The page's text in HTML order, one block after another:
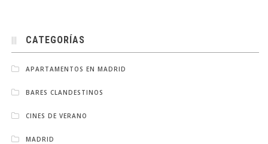
CATEGORÍAS
APARTAMENTOS EN MADRID
BARES CLANDESTINOS
CINES DE VERANO
MADRID